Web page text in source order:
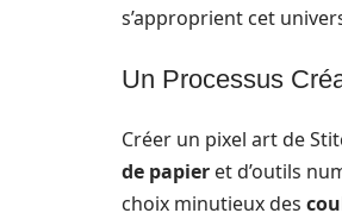
s’approprient cet
Un Processus
Créer un pixel art de
de papier et d’outils
choix minutieux des